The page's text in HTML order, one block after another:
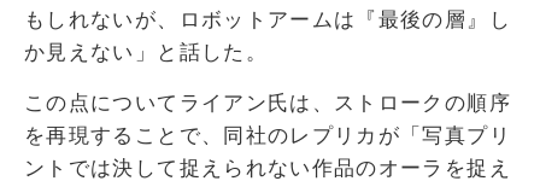
もしれないが、ロボットアームは『最後の層』し
か見えない」と話した。
この点についてライアン氏は、ストロークの順序
を再現することで、同社のレプリカが「写真プリ
ントでは決して捉えられない作品のオーラを捉え